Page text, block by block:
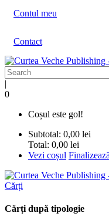
Contul meu
Contact
|
0
Coșul este gol!
Subtotal: 0,00 lei
Total: 0,00 lei
Vezi coșul
Cărți
Cărți după tipologie